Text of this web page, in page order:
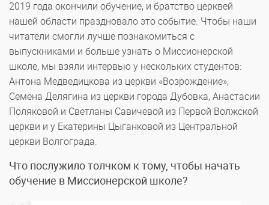
2019 года окончили обучение, и братство церквей
нашей области праздновало это событие. Чтобы наши
читатели смогли лучше познакомиться с
выпускниками и больше узнать о Миссионерской
школе, мы взяли интервью у нескольких студентов:
Антона Медведицкова из церкви «Возрождение»,
Семёна Делягина из церкви города Дубовка, Анастасии
Поляковой и Светланы Савичевой из Первой Волжской
церкви и у Екатерины Цыганковой из Центральной
церкви Волгограда.
Что послужило толчком к тому, чтобы начать
обучение в Миссионерской школе?